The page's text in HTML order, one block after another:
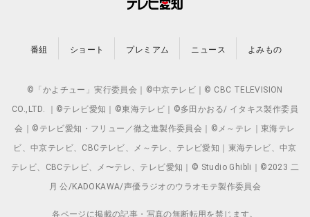
番組 ショート プレミアム ニュース よみもの
©「かよチュー」実行委員会｜©中京テレビ｜© CBC TELEVISION
CO.,LTD. ｜©テレビ愛知｜©東海テレビ｜©多田かおる/ イタキス製作委員
会｜©テレビ愛知・フリュー／徹之進製作委員会｜©メ～テレ｜東海テレ
ビ、中京テレビ、CBCテレビ、メ～テレ、テレビ愛知｜東海テレビ、中京
テレビ、CBCテレビ、メ〜テレ、テレビ愛知｜© Studio Ghibli｜©2023 二
月 公/KADOKAWA/声優ラジオのウラオモテ製作委員会
各ページに掲載の記事・写真の無断転用を禁じます。